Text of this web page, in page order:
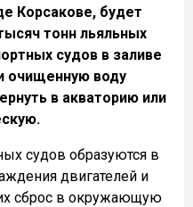
Корсакове, будет
тонн льяльных
судов в заливе
очищенную воду
в акваторию или
судов образуются в
двигателей и
сброс в окружающую